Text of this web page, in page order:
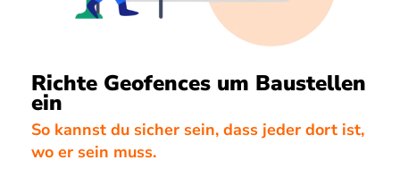
Richte Geofences um Baustellen
ein
So kannst du sicher sein, dass jeder dort ist,
wo er sein muss.